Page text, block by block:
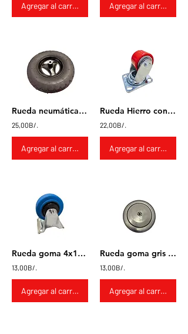
Agregar al carrito Agregar al carrito
Rueda neumática de 16" con eje de 5/8
25,00B/.
Agregar al carrito
Rueda Hierro con poliuretano 3x2" giratoria
22,00B/.
Agregar al carrito
Rueda goma 4x1" base fija
13,00B/.
Agregar al carrito
Rueda goma gris 6" suelta
13,00B/.
Agregar al carrito